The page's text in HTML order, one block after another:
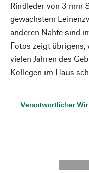
Rindleder von 3 mm
gewachstem
anderen Nähte sind
Fotos zeigt übrigens,
vielen Jahren des
Kollegen im Haus
Verantwortlicher